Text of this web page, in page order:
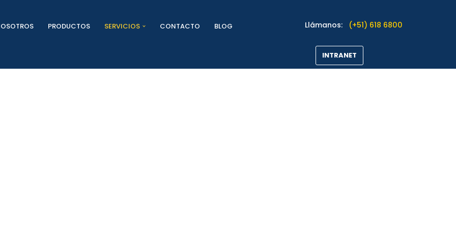
PRODUCTOS SERVICIOS CONTACTO BLOG Llámanos: (+51) 618 6800
INTRANET